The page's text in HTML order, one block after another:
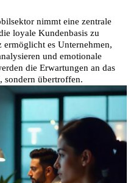
nimmt eine zentrale
loyale Kundenbasis zu
es Unternehmen,
und emotionale
die Erwartungen an das
sondern übertroffen.